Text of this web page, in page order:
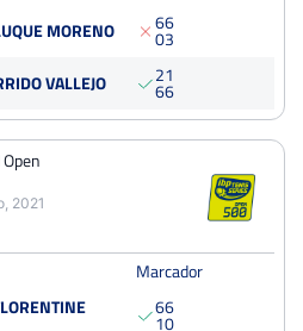
TierraMORENO 6
0
6
3
VALLEJO 2
6
1
6
2021
Marcador
6
1
6
0